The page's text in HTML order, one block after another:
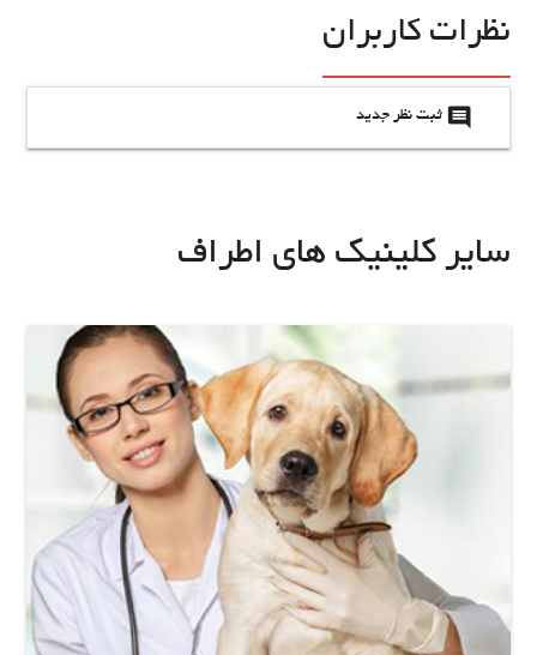
نظرات کاربران
insert_comment ثبت نظر جدید
سایر کلینیک های اطراف